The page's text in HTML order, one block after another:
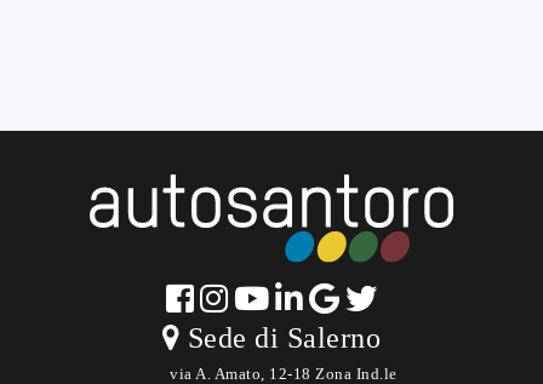
Sede di Salerno
via A. Amato, 12-18 Zona Ind.le